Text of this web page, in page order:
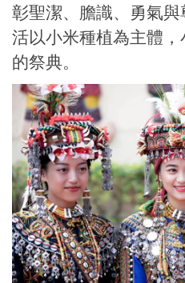
彰聖潔、膽識、勇氣
活以小米種植為主體
的祭典。